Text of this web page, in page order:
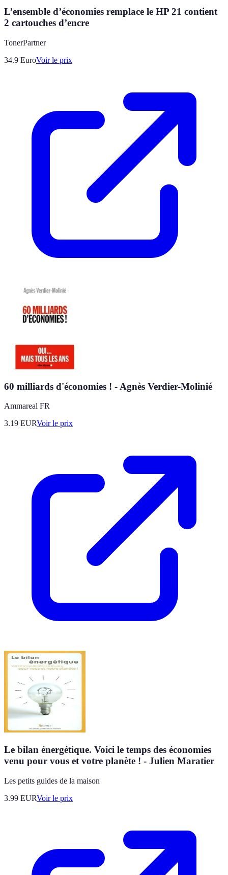
L’ensemble d’économies remplace le HP 21 contient
2 cartouches d’encre
TonerPartner
34.9 EuroVoir le prix
60 milliards d'économies ! - Agnès Verdier-Molinié
Ammareal FR
3.19 EURVoir le prix
Le bilan énergétique. Voici le temps des économies
venu pour vous et votre planète ! - Julien Maratier
Les petits guides de la maison
3.99 EURVoir le prix